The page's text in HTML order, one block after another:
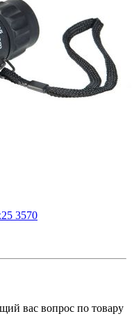
3570
вас вопрос по товару